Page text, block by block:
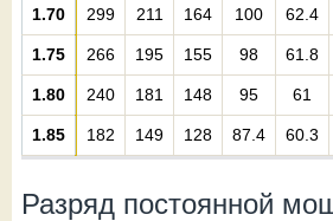
1.70 299 211 164 100 62.4
1.75 266 195 155 98 61.8
1.80 240 181 148 95 61
1.85 182 149 128 87.4 60.3
Разряд постоянной